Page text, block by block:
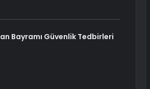
Bayramı Güvenlik Tedbirleri